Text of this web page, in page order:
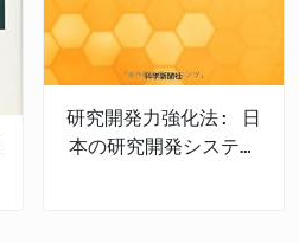
研究開発力強化法: 日
本の研究開発システム